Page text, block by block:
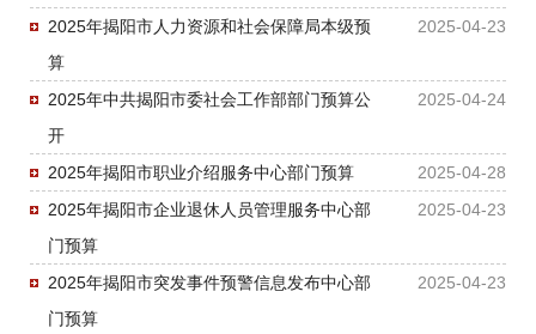
2025-04-23
2025年揭阳市人力资源和社会保障局本级预
算
2025-04-24
2025年中共揭阳市委社会工作部部门预算公
开
2025-04-28
2025年揭阳市职业介绍服务中心部门预算
2025-04-23
2025年揭阳市企业退休人员管理服务中心部
门预算
2025-04-23
2025年揭阳市突发事件预警信息发布中心部
门预算